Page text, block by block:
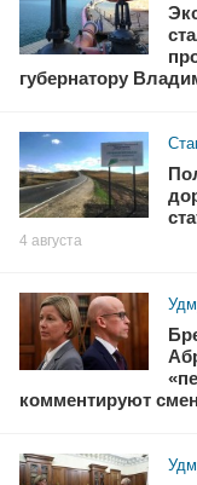
губернатору
4 августа
комментируют